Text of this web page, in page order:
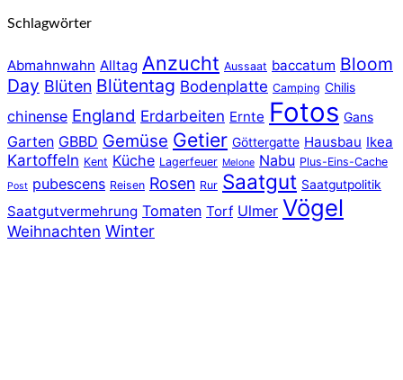
Schlagwörter
Abmahnwahn Alltag Anzucht Aussaat baccatum Bloom
Day Blüten Blütentag Bodenplatte Camping Chilis
chinense England Erdarbeiten Ernte Fotos Gans
Garten GBBD Gemüse Getier Göttergatte Hausbau Ikea
Kartoffeln Kent Küche Lagerfeuer Melone Nabu Plus-Eins-Cache
Post pubescens Reisen Rosen Rur Saatgut Saatgutpolitik
Saatgutvermehrung Tomaten Torf Ulmer Vögel
Weihnachten Winter